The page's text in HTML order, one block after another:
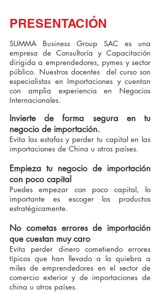
PRESENTACIÓN
SUMMA Business Group SAC es una
empresa de Consultoría y Capacitación
dirigida a emprendedores, pymes y sector
público. Nuestros docentes del curso son
especialistas en Importaciones y cuentan
con amplia experiencia en Negocios
Internacionales.
Invierte de forma segura en tu
negocio de importación.
Evita las estafas y perder tu capital en las
importaciones de China u otros países.
Empieza tu negocio de importación
con poco capital
Puedes empezar con poco capital​, lo
importante es escoger los productos
estratégicamente.
No cometas errores de importación
que cuestan muy caro
Evita perder dinero cometiendo errores
típicos que han llevado a la quiebra a
miles de emprendedores en el sector de
comercio exterior y de importaciones de
china u otros países.